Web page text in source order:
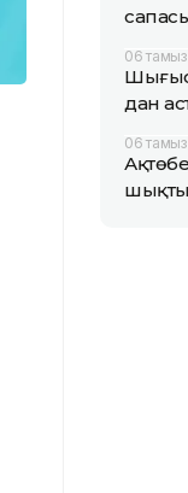
06
Шығыс
дан
06
шықты